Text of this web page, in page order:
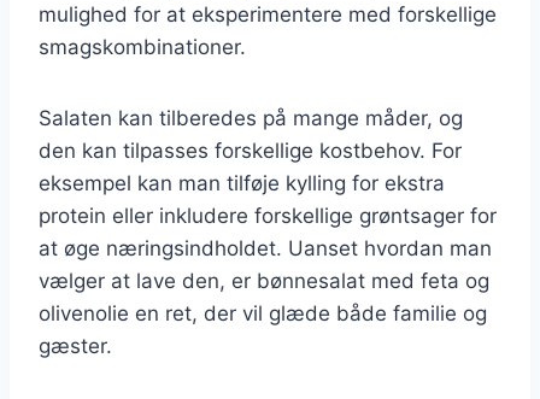
mulighed for at eksperimentere med forskellige
smagskombinationer.
Salaten kan tilberedes på mange måder, og
den kan tilpasses forskellige kostbehov. For
eksempel kan man tilføje kylling for ekstra
protein eller inkludere forskellige grøntsager for
at øge næringsindholdet. Uanset hvordan man
vælger at lave den, er bønnesalat med feta og
olivenolie en ret, der vil glæde både familie og
gæster.